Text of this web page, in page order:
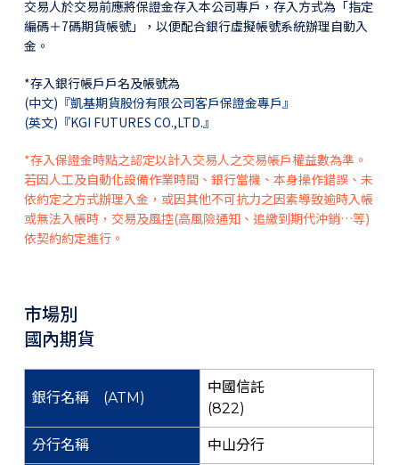
交易人於交易前應將保證金存入本公司專戶，存入方式為「指定
編碼＋7碼期貨帳號」，以便配合銀行虛擬帳號系統辦理自動入
金。
*存入銀行帳戶戶名及帳號為
(中文)『凱基期貨股份有限公司客戶保證金專戶』
(英文)『KGI FUTURES CO.,LTD.』
*存入保證金時點之認定以計入交易人之交易帳戶權益數為準。
若因人工及自動化設備作業時間、銀行當機、本身操作錯誤、未
依約定之方式辦理入金，或因其他不可抗力之因素導致逾時入帳
或無法入帳時，交易及風控(高風險通知、追繳到期代沖銷…等)
依契約約定進行。
市場別
國內期貨
中國信託
(822)
中山分行